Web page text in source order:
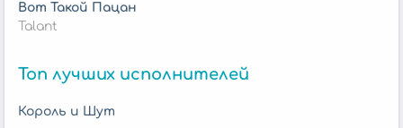
Вот Такой Пацан
Talant
Топ лучших исполнителей
Король и Шут